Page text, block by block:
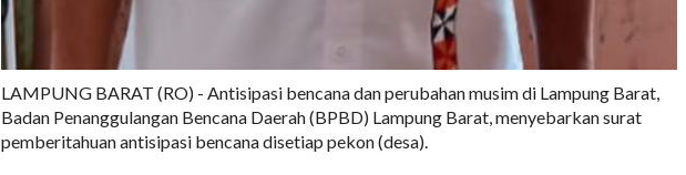
LAMPUNG BARAT (RO) - Antisipasi bencana dan perubahan musim di Lampung Barat,
Badan Penanggulangan Bencana Daerah (BPBD) Lampung Barat, menyebarkan surat
pemberitahuan antisipasi bencana disetiap pekon (desa).